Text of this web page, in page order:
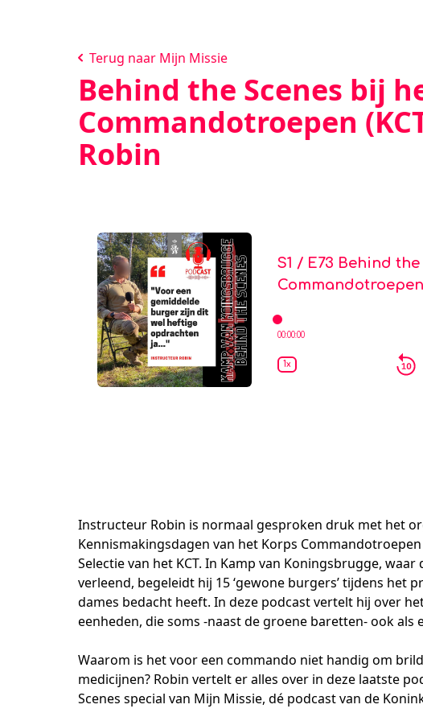
Terug naar Mijn Missie
Behind the Scenes bij
Commandotroepen
Robin
Instructeur Robin is normaal gesproken druk met het
Kennismakingsdagen van het Korps
Selectie van het KCT. In Kamp van Koningsbrugge,
verleend, begeleidt hij 15 ‘gewone burgers’ tijdens het
dames bedacht heeft. In deze podcast vertelt hij over
eenheden, die soms -naast de groene baretten- ook als
Waarom is het voor een commando niet handig om
medicijnen? Robin vertelt er alles over in deze laatste
Scenes special van Mijn Missie, dé podcast van de